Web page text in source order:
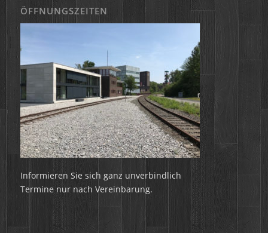
ÖFFNUNGSZEITEN
Informieren Sie sich ganz unverbindlich
Termine nur nach Vereinbarung.